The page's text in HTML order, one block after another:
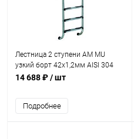
Лестница 2 ступени AM MU
узкий борт 42х1,2мм AISI 304
(MU-215)
14 688 ₽/ шт
Подробнее